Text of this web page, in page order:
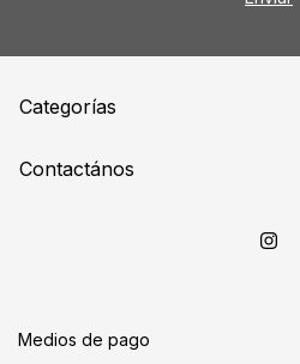
Categorías
Contactános
Medios de pago